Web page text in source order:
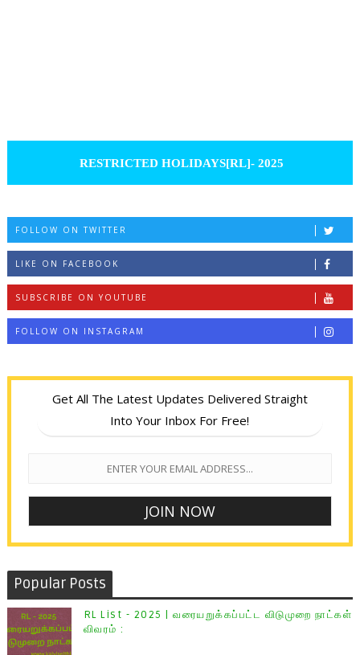
RESTRICTED HOLIDAYS[RL]- 2025
FOLLOW ON TWITTER
LIKE ON FACEBOOK
SUBSCRIBE ON YOUTUBE
FOLLOW ON INSTAGRAM
Get All The Latest Updates Delivered Straight
Into Your Inbox For Free!
Popular Posts
RL List - 2025 | வரையறுக்கப்பட்ட விடுமுறை நாட்கள்
விவரம் :